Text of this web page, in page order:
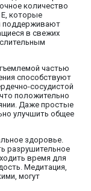
количество
E, которые
поддерживают
в свежих
частью
способствуют
сосудистой
положительно
Даже простые
улучшить общее
здоровье.
разрушительное
время для
Медитация,
могут